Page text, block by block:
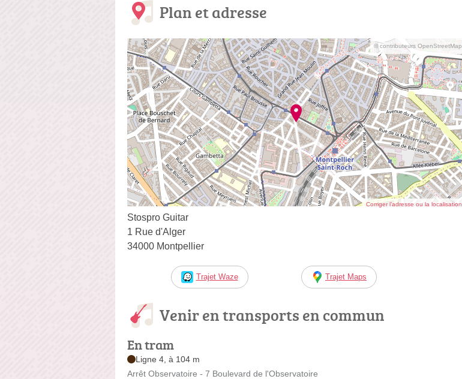
Plan et adresse
© contributeurs OpenStreetMap
Corriger l’adresse ou la localisation
Stospro Guitar
1 Rue d'Alger
34000 Montpellier
Trajet Waze Trajet Maps
Venir en transports en commun
En tram
Ligne 4, à 104 m
Arrêt Observatoire - 7 Boulevard de l'Observatoire